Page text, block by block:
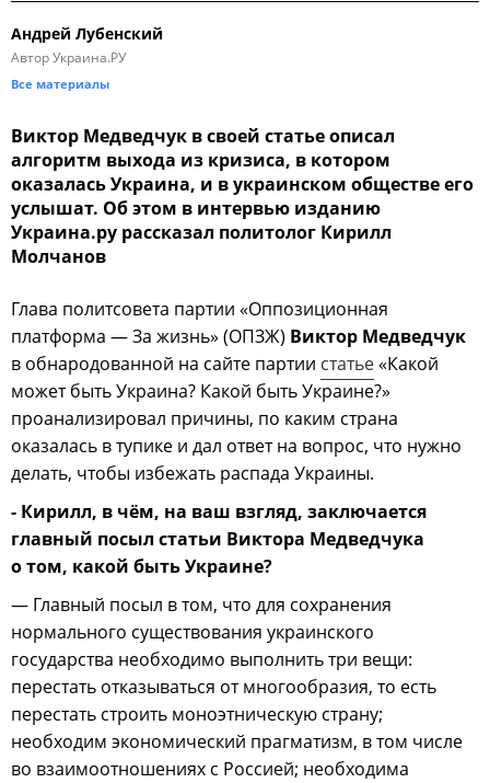
Андрей Лубенский
Автор Украина.РУ
Все материалы
Виктор Медведчук в своей статье описал
алгоритм выхода из кризиса, в котором
оказалась Украина, и в украинском обществе его
услышат. Об этом в интервью изданию
Украина.ру рассказал политолог Кирилл
Молчанов
Глава политсовета партии «Оппозиционная
платформа — За жизнь» (ОПЗЖ) Виктор Медведчук
в обнародованной на сайте партии статье«Какой
может быть Украина? Какой быть Украине?»
проанализировал причины, по каким страна
оказалась в тупике и дал ответ на вопрос, что нужно
делать, чтобы избежать распада Украины.
- Кирилл, в чём, на ваш взгляд, заключается
главный посыл статьи Виктора Медведчука
о том, какой быть Украине?
— Главный посыл в том, что для сохранения
нормального существования украинского
государства необходимо выполнить три вещи:
перестать отказываться от многообразия, то есть
перестать строить моноэтническую страну;
необходим экономический прагматизм, в том числе
во взаимоотношениях с Россией; необходима